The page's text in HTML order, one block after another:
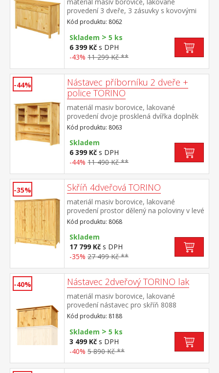
provedení 3 dveře, 3 zásuvky s kovovými
pojezdy vhodný doplněk nástavec TORINO
8063
Kód produktu: 8062
Skladem > 5 ks
6 399 Kč s DPH
-43% 11 299 Kč **
-44%
Nástavec příborníku 2 dveře +
police TORINO
materiál masiv borovice, lakované
provedení dvoje prosklená dvířka doplněk
příborníku TORINO 8062
Kód produktu: 8063
Skladem
6 399 Kč s DPH
-44% 11 490 Kč **
-35% Skříň 4dveřová TORINO
materiál masiv borovice, lakované
provedení prostor dělený na poloviny v levé
polovině šatní tyč a police na klobouky v
pravé polovině 3 police ve spodní části 2
zásuvky s kovovými pojezdy doporučený
nástavec 8168
Kód produktu: 8068
Skladem
17 799 Kč s DPH
-35% 27 499 Kč **
-40% Nástavec 2dveřový TORINO lak
materiál masiv borovice, lakované
provedení nástavec pro skříň 8088
Kód produktu: 8188
Skladem > 5 ks
3 499 Kč s DPH
-40% 5 890 Kč **